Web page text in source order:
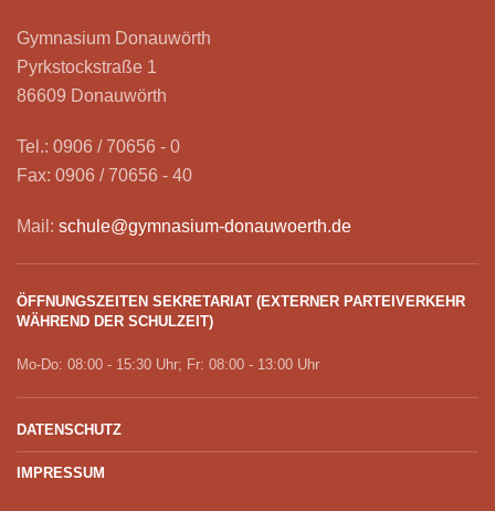
Gymnasium Donauwörth
Pyrkstockstraße 1
86609 Donauwörth
Tel.: 0906 / 70656 - 0
Fax: 0906 / 70656 - 40
Mail: schule@gymnasium-donauwoerth.de
ÖFFNUNGSZEITEN SEKRETARIAT (EXTERNER PARTEIVERKEHR
WÄHREND DER SCHULZEIT)
Mo-Do: 08:00 - 15:30 Uhr; Fr: 08:00 - 13:00 Uhr
DATENSCHUTZ
IMPRESSUM